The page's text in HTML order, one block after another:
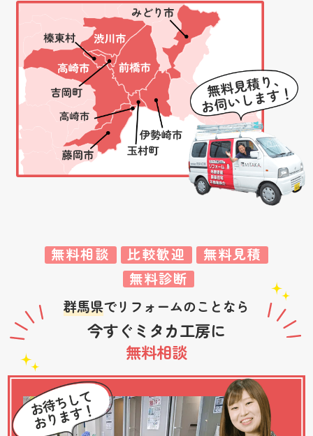
無料相談 比較歓迎
無料見積
無料診断
群馬県でリフォームのことなら
今すぐミタカ工房に
無料相談